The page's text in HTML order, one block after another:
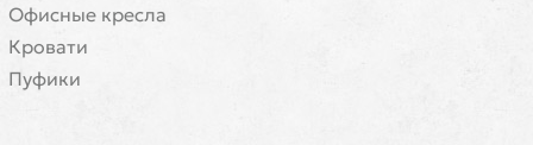
Офисные кресла
Кровати
Пуфики